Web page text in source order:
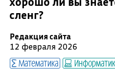
сленг?
Редакция сайта
12 февраля 2026
Математика